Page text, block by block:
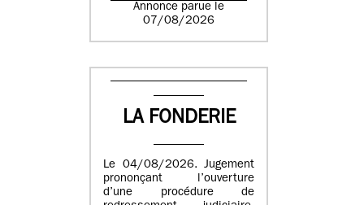
Annonce parue le
07/08/2026
LA FONDERIE
Le 04/08/2026. Jugement
prononçant l’ouverture
d’une procédure de